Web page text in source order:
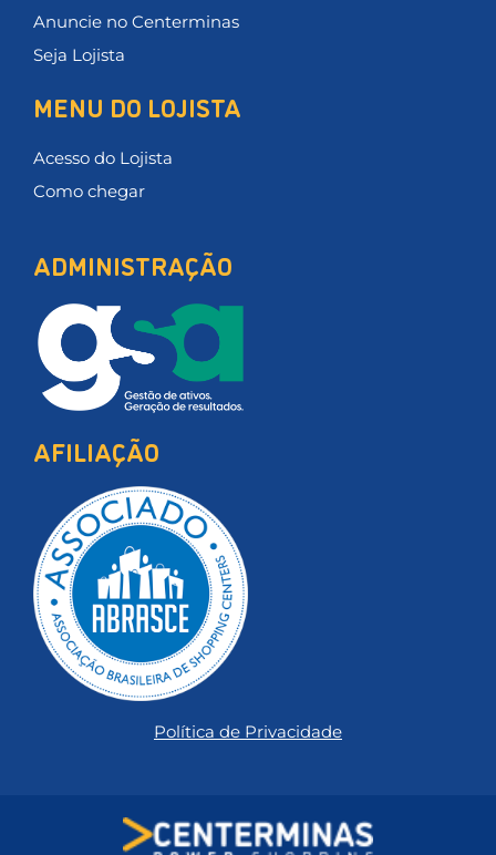
Anuncie no Centerminas
Seja Lojista
MENU DO LOJISTA
Acesso do Lojista
Como chegar
ADMINISTRAÇÃO
AFILIAÇÃO
Política de Privacidade